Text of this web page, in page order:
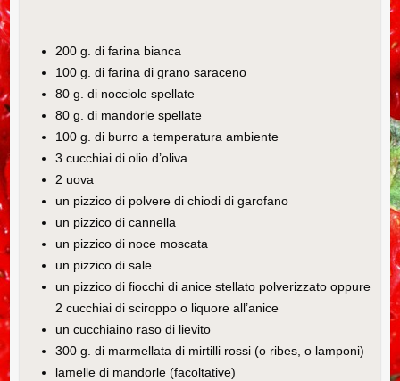
200 g. di farina bianca
100 g. di farina di grano saraceno
80 g. di nocciole spellate
80 g. di mandorle spellate
100 g. di burro a temperatura ambiente
3 cucchiai di olio d’oliva
2 uova
un pizzico di polvere di chiodi di garofano
un pizzico di cannella
un pizzico di noce moscata
un pizzico di sale
un pizzico di fiocchi di anice stellato polverizzato oppure
2 cucchiai di sciroppo o liquore all’anice
un cucchiaino raso di lievito
300 g. di marmellata di mirtilli rossi (o ribes, o lamponi)
lamelle di mandorle (facoltative)